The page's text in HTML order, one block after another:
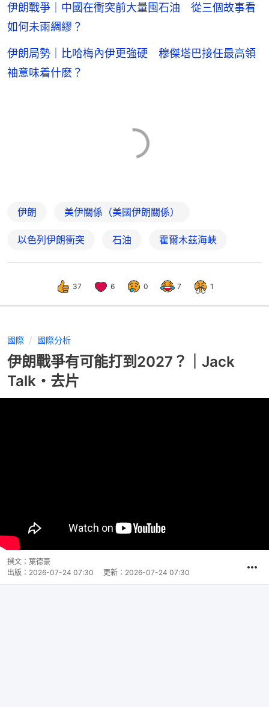
伊朗戰爭｜中國在衝突前大量囤石油 從三個故事看
如何未雨綢繆？
伊朗局勢｜比哈梅內伊更強硬 穆傑塔巴接任最高領
袖意味着什麽？
伊朗 美伊關係（美國伊朗關係）
以色列伊朗衝突 石油 霍爾木茲海峽
37 6 0 7 1
國際 國際分析
伊朗戰爭有可能打到2027？｜Jack
Talk・去片
撰文： 葉德豪
出版： 2026-07-24 07:30 更新： 2026-07-24 07:30